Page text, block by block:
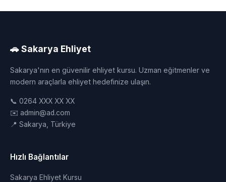
🚗 Sakarya Ehliyet
Sakarya'nın en güvenilir ehliyet kursu. Uzman eğitmenler ve
modern araçlarla ehliyet hedefinize ulaşın.
📞 0264 XXX XX XX
✉️ admin@ad.com
📍 Sakarya, Türkiye
Hızlı Bağlantılar
Sakarya Ehliyet Kursu